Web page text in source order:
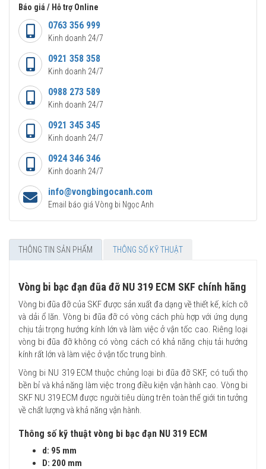
Báo giá / Hỗ trợ Online
0763 356 999
Kinh doanh 24/7
0921 358 358
Kinh doanh 24/7
0988 273 589
Kinh doanh 24/7
0921 345 345
Kinh doanh 24/7
0924 346 346
Kinh doanh 24/7
info@vongbingocanh.com
Email báo giá Vòng bi Ngọc Anh
THÔNG TIN SẢN PHẨM THÔNG SỐ KỸ THUẬT
Vòng bi bạc đạn đũa đỡ NU 319 ECM SKF chính hãng
Vòng bi đũa đỡ của SKF được sản xuất đa dạng về thiết kế, kích cỡ
và dải ổ lăn. Vòng bi đũa đỡ có vòng cách phù hợp với ứng dụng
chịu tải trọng hướng kính lớn và làm việc ở vận tốc cao. Riêng loại
vòng bi đũa đỡ không có vòng cách có khả năng chịu tải hướng
kính rất lớn và làm việc ở vận tốc trung bình.
Vòng bi NU 319 ECM thuộc chủng loại bi đũa đỡ SKF, có tuổi thọ
bền bỉ và khả năng làm việc trong điều kiện vận hành cao. Vòng bi
SKF NU 319 ECM được người tiêu dùng trên toàn thế giới tin tưởng
về chất lượng và khả năng vận hành.
Thông số kỹ thuật vòng bi bạc đạn NU 319 ECM
d: 95 mm
D: 200 mm